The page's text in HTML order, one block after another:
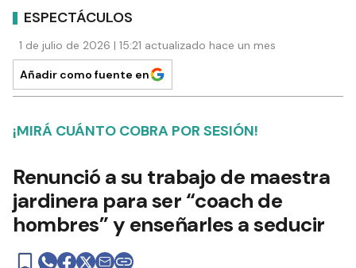
ESPECTÁCULOS
1 de julio de 2026 | 15:21 actualizado hace un mes
Añadir como fuente en
¡MIRÁ CUÁNTO COBRA POR SESIÓN!
Renunció a su trabajo de maestra
jardinera para ser “coach de
hombres” y enseñarles a seducir